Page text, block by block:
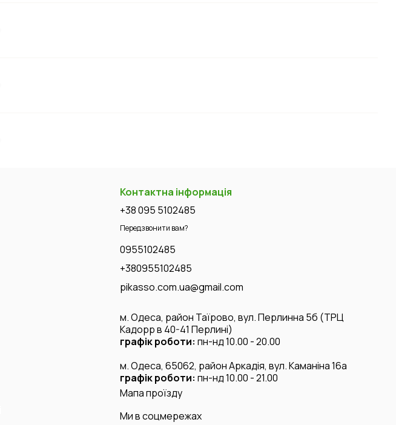
Контактна інформація
+38 095 5102485
Передзвонити вам?
0955102485
+380955102485
pikasso.com.ua@gmail.com
м. Одеса, район Таїрово, вул. Перлинна 5б (ТРЦ
Кадорр в 40-41 Перлині)
графік роботи: пн-нд 10.00 - 20.00
м. Одеса, 65062, район Аркадія, вул. Каманіна 16а
графік роботи: пн-нд 10.00 - 21.00
Мапа проїзду
Ми в соцмережах